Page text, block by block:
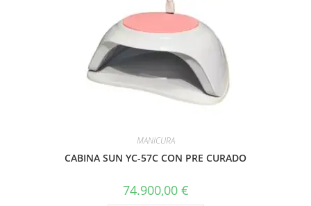
MANICURA
CABINA SUN YC-57C CON PRE CURADO
74.900,00 €